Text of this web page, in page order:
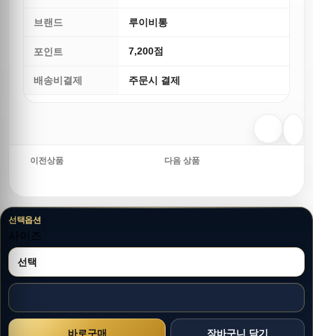
브랜드 루이비통
포인트 7,200점
배송비결제 주문시 결제
이전상품 다음 상품
선택옵션
사이즈